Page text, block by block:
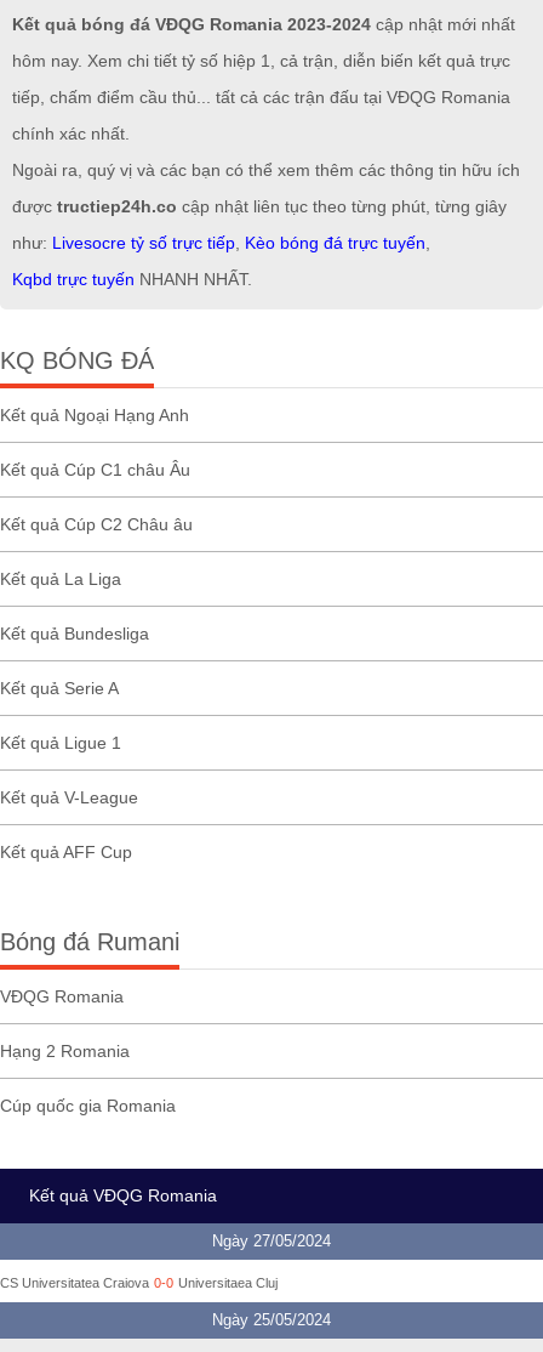
Kết quả bóng đá VĐQG Romania 2023-2024 cập nhật mới nhất
hôm nay. Xem chi tiết tỷ số hiệp 1, cả trận, diễn biến kết quả trực
tiếp, chấm điểm cầu thủ... tất cả các trận đấu tại VĐQG Romania
chính xác nhất.
Ngoài ra, quý vị và các bạn có thể xem thêm các thông tin hữu ích
được tructiep24h.co cập nhật liên tục theo từng phút, từng giây
như: Livesocre tỷ số trực tiếp Kèo bóng đá trực tuyến
Kqbd trực tuyến NHANH NHẤT.
KQ BÓNG ĐÁ
Kết quả Ngoại Hạng Anh
Kết quả Cúp C1 châu Âu
Kết quả Cúp C2 Châu âu
Kết quả La Liga
Kết quả Bundesliga
Kết quả Serie A
Kết quả Ligue 1
Kết quả V-League
Kết quả AFF Cup
Bóng đá Rumani
VĐQG Romania
Hạng 2 Romania
Cúp quốc gia Romania
Kết quả VĐQG Romania
Ngày 27/05/2024
CS Universitatea Craiova 0-0 Universitaea Cluj
Ngày 25/05/2024